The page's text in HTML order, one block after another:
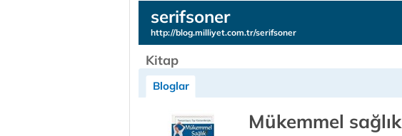
serifsoner
http://blog.milliyet.com.tr/serifsoner
Kitap
Bloglar
Mükemmel sağlık